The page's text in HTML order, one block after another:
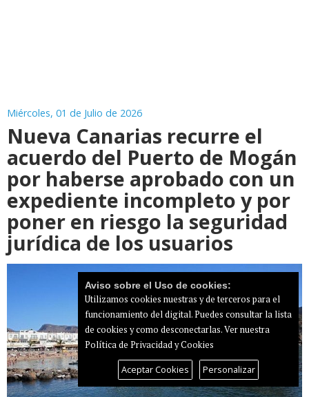
Miércoles, 01 de Julio de 2026
Nueva Canarias recurre el
acuerdo del Puerto de Mogán
por haberse aprobado con un
expediente incompleto y por
poner en riesgo la seguridad
jurídica de los usuarios
Aviso sobre el Uso de cookies:
Utilizamos cookies nuestras y de terceros para el
funcionamiento del digital. Puedes consultar la lista
de cookies y como desconectarlas.Ver nuestra
Política de Privacidad y Cookies
Aceptar Cookies Personalizar